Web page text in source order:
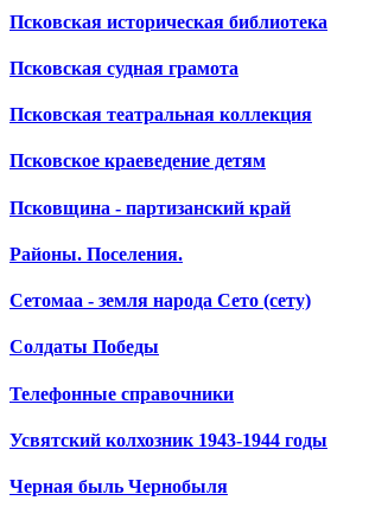
Псковская историческая библиотека
Псковская судная грамота
Псковская театральная коллекция
Псковское краеведение детям
Псковщина - партизанский край
Районы. Поселения.
Сетомаа - земля народа Сето (сету)
Солдаты Победы
Телефонные справочники
Усвятский колхозник 1943-1944 годы
Черная быль Чернобыля